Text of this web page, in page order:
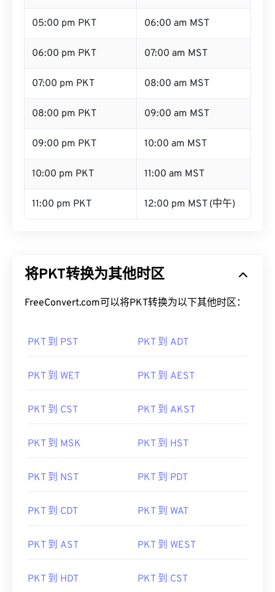
05:00 pm PKT 06:00 am MST
06:00 pm PKT 07:00 am MST
07:00 pm PKT 08:00 am MST
08:00 pm PKT 09:00 am MST
09:00 pm PKT 10:00 am MST
10:00 pm PKT 11:00 am MST
11:00 pm PKT 12:00 pm MST (中午)
将PKT转换为其他时区
FreeConvert.com可以将PKT转换为以下其他时区：
PKT 到 PST PKT 到 ADT
PKT 到 WET PKT 到 AEST
PKT 到 CST PKT 到 AKST
PKT 到 MSK PKT 到 HST
PKT 到 NST PKT 到 PDT
PKT 到 CDT PKT 到 WAT
PKT 到 AST PKT 到 WEST
PKT 到 HDT PKT 到 CST